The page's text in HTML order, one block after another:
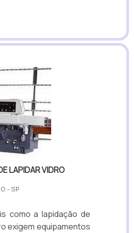
LAPIDAR VIDRO
- SP
como a lapidação de
exigem equipamentos